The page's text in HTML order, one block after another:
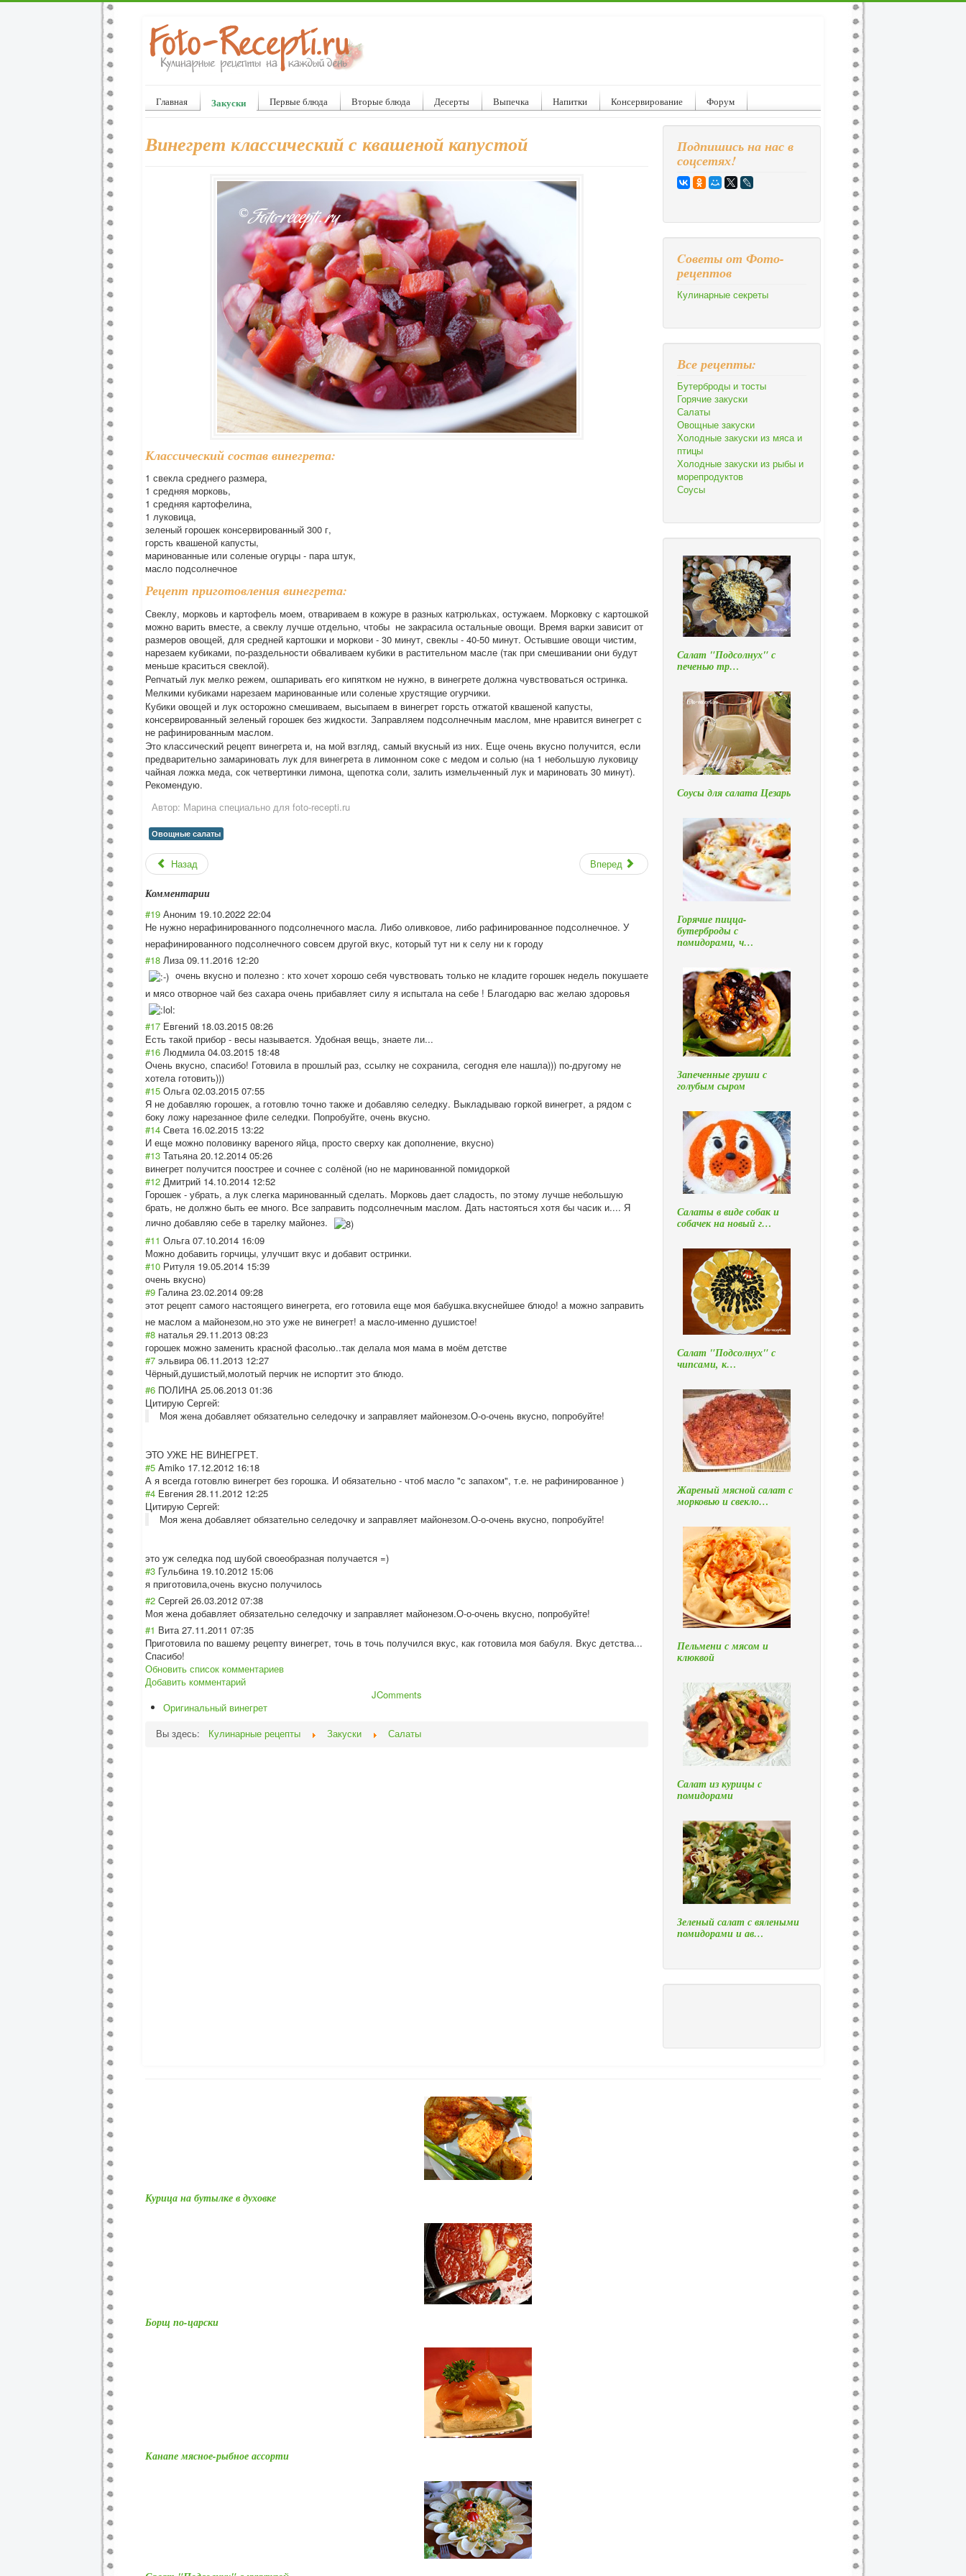
Главная Закуски Первые блюда Вторые блюда Десерты Выпечка Напитки Консервирование Форум
Винегрет классический с квашеной капустой
Классический состав винегрета:
1 свекла среднего размера,
1 средняя морковь,
1 средняя картофелина,
1 луковица,
зеленый горошек консервированный 300 г,
горсть квашеной капусты,
маринованные или соленые огурцы - пара штук,
масло подсолнечное
Рецепт приготовления винегрета:
Свеклу, морковь и картофель моем, отвариваем в кожуре в разных катрюльках, остужаем. Морковку с картошкой
можно варить вместе, а свеклу лучше отдельно, чтобы не закрасила остальные овощи. Время варки зависит от
размеров овощей, для средней картошки и моркови - 30 минут, свеклы - 40-50 минут. Остывшие овощи чистим,
нарезаем кубиками, по-раздельности обваливаем кубики в растительном масле (так при смешивании они будут
меньше краситься свеклой).
Репчатый лук мелко режем, ошпаривать его кипятком не нужно, в винегрете должна чувствоваться остринка.
Мелкими кубиками нарезаем маринованные или соленые хрустящие огурчики.
Кубики овощей и лук осторожно смешиваем, высыпаем в винегрет горсть отжатой квашеной капусты,
консервированный зеленый горошек без жидкости. Заправляем подсолнечным маслом, мне нравится винегрет с
не рафинированным маслом.
Это классический рецепт винегрета и, на мой взгляд, самый вкусный из них. Еще очень вкусно получится, если
предварительно замариновать лук для винегрета в лимонном соке с медом и солью (на 1 небольшую луковицу
чайная ложка меда, сок четвертинки лимона, щепотка соли, залить измельченный лук и мариновать 30 минут).
Рекомендую.
Автор: Марина специально для foto-recepti.ru
Овощные салаты
Назад Вперед
Комментарии
#19 Аноним 19.10.2022 22:04
Не нужно нерафинированного подсолнечного масла. Либо оливковое, либо рафинированное подсолнечное. У
нерафинированного подсолнечного совсем другой вкус, который тут ни к селу ни к городу
#18 Лиза 09.11.2016 12:20
очень вкусно и полезно : кто хочет хорошо себя чувствовать только не кладите горошек недель покушаете
и мясо отворное чай без сахара очень прибавляет силу я испытала на себе ! Благодарю вас желаю здоровья
#17 Евгений 18.03.2015 08:26
Есть такой прибор - весы называется. Удобная вещь, знаете ли...
#16 Людмила 04.03.2015 18:48
Очень вкусно, спасибо! Готовила в прошлый раз, ссылку не сохранила, сегодня еле нашла))) по-другому не
хотела готовить)))
#15 Ольга 02.03.2015 07:55
Я не добавляю горошек, а готовлю точно также и добавляю селедку. Выкладываю горкой винегрет, а рядом с
боку ложу нарезанное филе селедки. Попробуйте, очень вкусно.
#14 Света 16.02.2015 13:22
И еще можно половинку вареного яйца, просто сверху как дополнение, вкусно)
#13 Татьяна 20.12.2014 05:26
винегрет получится поострее и сочнее с солёной (но не маринованной помидоркой
#12 Дмитрий 14.10.2014 12:52
Горошек - убрать, а лук слегка маринованный сделать. Морковь дает сладость, по этому лучше небольшую
брать, не должно быть ее много. Все заправить подсолнечным маслом. Дать настояться хотя бы часик и.... Я
лично добавляю себе в тарелку майонез.
#11 Ольга 07.10.2014 16:09
Можно добавить горчицы, улучшит вкус и добавит остринки.
#10 Ритуля 19.05.2014 15:39
очень вкусно)
#9 Галина 23.02.2014 09:28
этот рецепт самого настоящего винегрета, его готовила еще моя бабушка.вкуснейшее блюдо! а можно заправить
не маслом а майонезом,но это уже не винегрет! а масло-именно душистое!
#8 наталья 29.11.2013 08:23
горошек можно заменить красной фасолью..так делала моя мама в моём детстве
#7 эльвира 06.11.2013 12:27
Чёрный,душистый,молотый перчик не испортит это блюдо.
#6 ПОЛИНА 25.06.2013 01:36
Цитирую Сергей:
Моя жена добавляет обязательно селедочку и заправляет майонезом.О-о-очень вкусно, попробуйте!
ЭТО УЖЕ НЕ ВИНЕГРЕТ.
#5 Amiko 17.12.2012 16:18
А я всегда готовлю винегрет без горошка. И обязательно - чтоб масло "с запахом", т.е. не рафинированное )
#4 Евгения 28.11.2012 12:25
Цитирую Сергей:
Моя жена добавляет обязательно селедочку и заправляет майонезом.О-о-очень вкусно, попробуйте!
это уж селедка под шубой своеобразная получается =)
#3 Гульбина 19.10.2012 15:06
я приготовила,очень вкусно получилось
#2 Сергей 26.03.2012 07:38
Моя жена добавляет обязательно селедочку и заправляет майонезом.О-о-очень вкусно, попробуйте!
#1 Вита 27.11.2011 07:35
Приготовила по вашему рецепту винегрет, точь в точь получился вкус, как готовила моя бабуля. Вкус детства...
Спасибо!
Обновить список комментариев
Добавить комментарий
JComments
Оригинальный винегрет
Вы здесь:
Кулинарные рецепты Закуски Салаты
Подпишись на нас в
соцсетях!
Cоветы от Фото-
рецептов
Кулинарные секреты
Все рецепты:
Бутерброды и тосты
Горячие закуски
Салаты
Овощные закуски
Холодные закуски из мяса и
птицы
Холодные закуски из рыбы и
морепродуктов
Соусы
Салат "Подсолнух" с
печенью тр…
Соусы для салата Цезарь
Горячие пицца-
бутерброды с
помидорами, ч…
Запеченные груши с
голубым сыром
Салаты в виде собак и
собачек на новый г…
Салат "Подсолнух" с
чипсами, к…
Жареный мясной салат с
морковью и свекло…
Пельмени с мясом и
клюквой
Салат из курицы с
помидорами
Зеленый салат с вялеными
помидорами и ав…
Курица на бутылке в духовке
Борщ по-царски
Канапе мясное-рыбное ассорти